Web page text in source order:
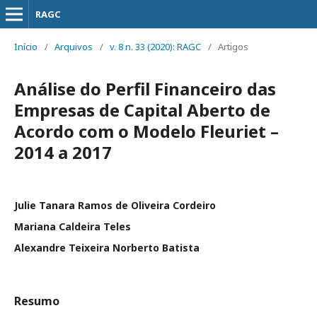
RAGC
Início / Arquivos / v. 8 n. 33 (2020): RAGC / Artigos
Análise do Perfil Financeiro das
Empresas de Capital Aberto de
Acordo com o Modelo Fleuriet –
2014 a 2017
Julie Tanara Ramos de Oliveira Cordeiro
Mariana Caldeira Teles
Alexandre Teixeira Norberto Batista
Resumo